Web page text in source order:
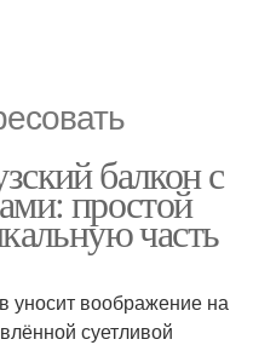
балкон с
простой
часть
уносит воображение на
суетливой